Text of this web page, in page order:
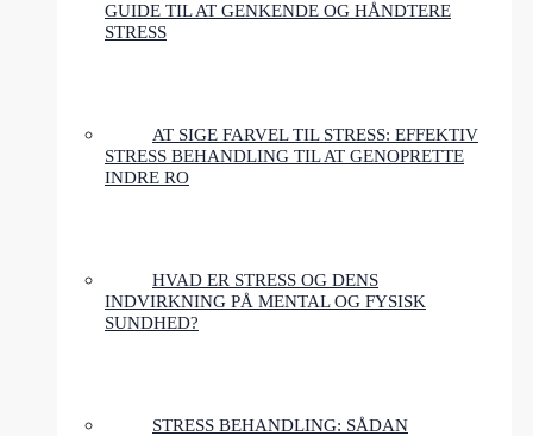
GUIDE TIL AT GENKENDE OG HÅNDTERE
STRESS
AT SIGE FARVEL TIL STRESS: EFFEKTIV
STRESS BEHANDLING TIL AT GENOPRETTE
INDRE RO
HVAD ER STRESS OG DENS
INDVIRKNING PÅ MENTAL OG FYSISK
SUNDHED?
STRESS BEHANDLING: SÅDAN